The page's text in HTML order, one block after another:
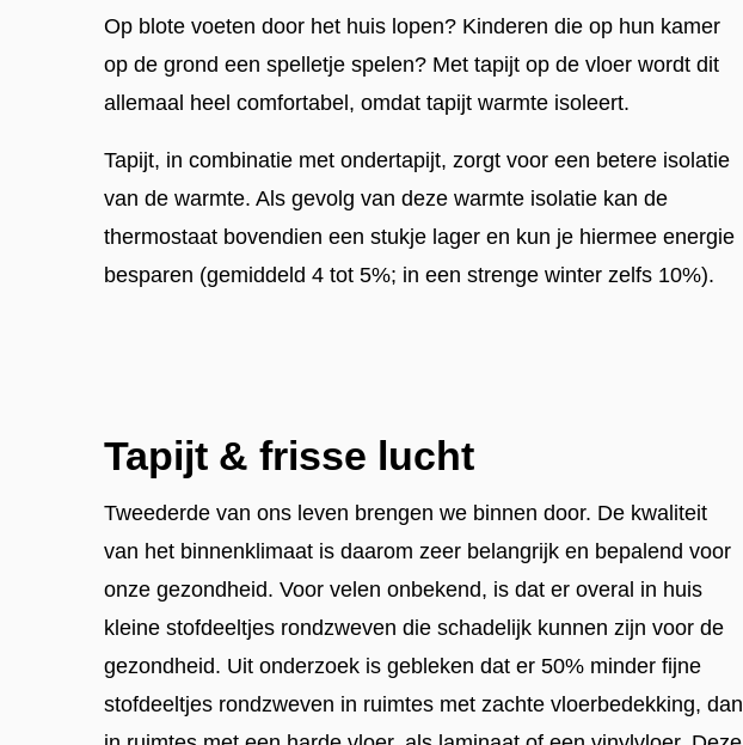
Op blote voeten door het huis lopen? Kinderen die op hun kamer
op de grond een spelletje spelen? Met tapijt op de vloer wordt dit
allemaal heel comfortabel, omdat tapijt warmte isoleert.
Tapijt, in combinatie met ondertapijt, zorgt voor een betere isolatie
van de warmte. Als gevolg van deze warmte isolatie kan de
thermostaat bovendien een stukje lager en kun je hiermee energie
besparen (gemiddeld 4 tot 5%; in een strenge winter zelfs 10%).
Tapijt & frisse lucht
Tweederde van ons leven brengen we binnen door. De kwaliteit
van het binnenklimaat is daarom zeer belangrijk en bepalend voor
onze gezondheid. Voor velen onbekend, is dat er overal in huis
kleine stofdeeltjes rondzweven die schadelijk kunnen zijn voor de
gezondheid. Uit onderzoek is gebleken dat er 50% minder fijne
stofdeeltjes rondzweven in ruimtes met zachte vloerbedekking, dan